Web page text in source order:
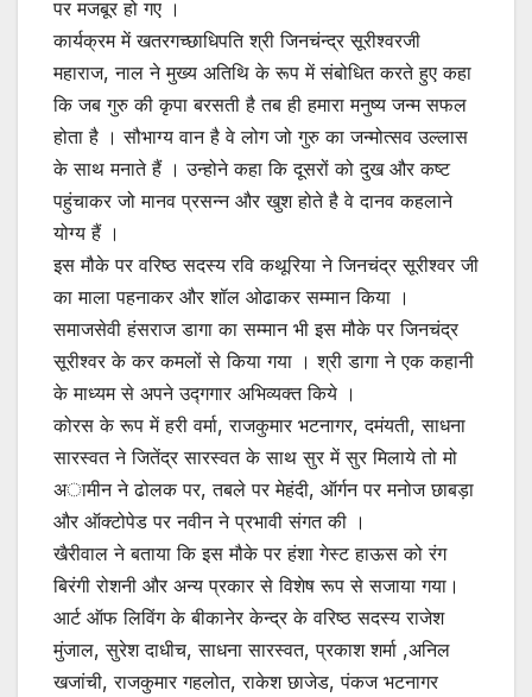
पर मजबूर हो गए ।
कार्यक्रम में खतरगच्छाधिपति श्री जिनचंन्द्र सूरीश्वरजी
महाराज, नाल ने मुख्य अतिथि के रूप में संबोधित करते हुए कहा
कि जब गुरु की कृपा बरसती है तब ही हमारा मनुष्य जन्म सफल
होता है । सौभाग्य वान है वे लोग जो गुरु का जन्मोत्सव उल्लास
के साथ मनाते हैं । उन्होने कहा कि दूसरों को दुख और कष्ट
पहुंचाकर जो मानव प्रसन्न और खुश होते है वे दानव कहलाने
योग्य हैं ।
इस मौके पर वरिष्ठ सदस्य रवि कथूरिया ने जिनचंद्र सूरीश्वर जी
का माला पहनाकर और शॉल ओढाकर सम्मान किया ।
समाजसेवी हंसराज डागा का सम्मान भी इस मौके पर जिनचंद्र
सूरीश्वर के कर कमलों से किया गया । श्री डागा ने एक कहानी
के माध्यम से अपने उद्गगार अभिव्यक्त किये ।
कोरस के रूप में हरी वर्मा, राजकुमार भटनागर, दमंयती, साधना
सारस्वत ने जितेंद्र सारस्वत के साथ सुर में सुर मिलाये तो मो
अामीन ने ढोलक पर, तबले पर मेहंदी, ऑर्गन पर मनोज छाबड़ा
और ऑक्टोपेड पर नवीन ने प्रभावी संगत की ।
खैरीवाल ने बताया कि इस मौके पर हंशा गेस्ट हाऊस को रंग
बिरंगी रोशनी और अन्य प्रकार से विशेष रूप से सजाया गया।
आर्ट ऑफ लिविंग के बीकानेर केन्द्र के वरिष्ठ सदस्य राजेश
मुंजाल, सुरेश दाधीच, साधना सारस्वत, प्रकाश शर्मा ,अनिल
खजांची, राजकुमार गहलोत, राकेश छाजेड, पंकज भटनागर